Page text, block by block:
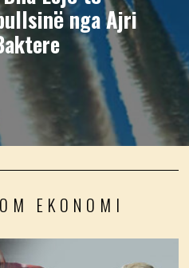
nga Ajri
EKONOMI